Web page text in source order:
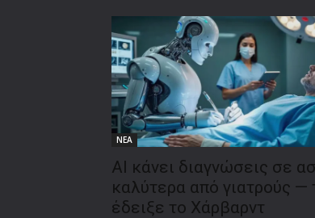
ΝΕΑ
AI κάνει διαγνώσεις σε
καλύτερα από γιατρούς —
έδειξε το Χάρβαρντ